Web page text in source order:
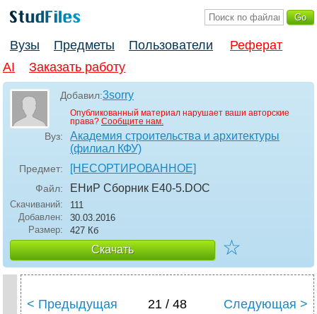
Вузы Предметы Пользователи
Реферат
AI
Заказать работу
Добавил:3sorry
Опубликованный материал нарушает ваши авторские
права? Сообщите нам.
Вуз:
Академия строительства и архитектуры
(филиал КФУ)
Предмет: [НЕСОРТИРОВАННОЕ]
Файл: ЕНиР Сборник Е40-5.DOC
Скачиваний:
111
Добавлен:
30.03.2016
Размер:
427 Кб
Скачать ☆
< Предыдущая 21 / 48 Следующая >